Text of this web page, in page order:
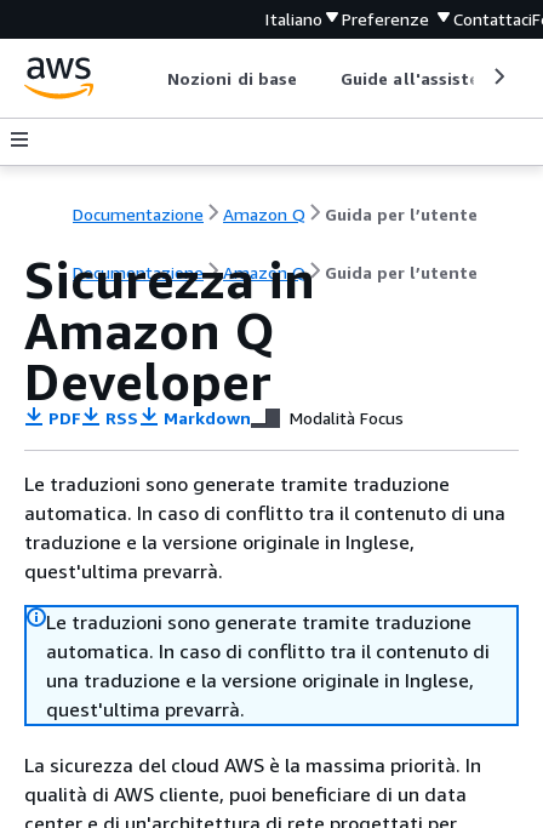
Italiano Preferenze Contattaci
Nozioni di base Guide all'assistenza
Documentazione Amazon Q Guida per l’utente
Documentazione Amazon Q Guida per l’utente
Sicurezza in
Amazon Q
Developer
PDF RSS Markdown Modalità Focus
Le traduzioni sono generate tramite traduzione
automatica. In caso di conflitto tra il contenuto di una
traduzione e la versione originale in Inglese,
quest'ultima prevarrà.
Le traduzioni sono generate tramite traduzione
automatica. In caso di conflitto tra il contenuto di
una traduzione e la versione originale in Inglese,
quest'ultima prevarrà.
La sicurezza del cloud AWS è la massima priorità. In
qualità di AWS cliente, puoi beneficiare di un data
center e di un'architettura di rete progettati per